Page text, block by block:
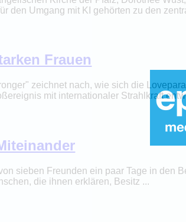
den Umgang mit KI gehörten zu den
Frauen
zeichnet nach, wie sich die
mit internationaler Strahlkraft
sieben Freunden ein paar Tage in den
die ihnen erklären, Besitz ...